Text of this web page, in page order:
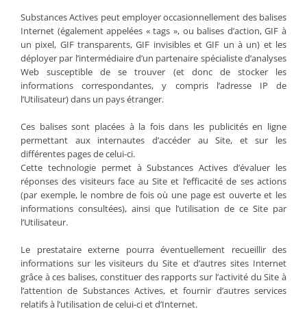
Substances Actives peut employer occasionnellement des balises
Internet (également appelées « tags », ou balises d’action, GIF à
un pixel, GIF transparents, GIF invisibles et GIF un à un) et les
déployer par l’intermédiaire d’un partenaire spécialiste d’analyses
Web susceptible de se trouver (et donc de stocker les
informations correspondantes, y compris l’adresse IP de
l’Utilisateur) dans un pays étranger.
Ces balises sont placées à la fois dans les publicités en ligne
permettant aux internautes d’accéder au Site, et sur les
différentes pages de celui-ci.
Cette technologie permet à Substances Actives d’évaluer les
réponses des visiteurs face au Site et l’efficacité de ses actions
(par exemple, le nombre de fois où une page est ouverte et les
informations consultées), ainsi que l’utilisation de ce Site par
l’Utilisateur.
Le prestataire externe pourra éventuellement recueillir des
informations sur les visiteurs du Site et d’autres sites Internet
grâce à ces balises, constituer des rapports sur l’activité du Site à
l’attention de Substances Actives, et fournir d’autres services
relatifs à l’utilisation de celui-ci et d’Internet.